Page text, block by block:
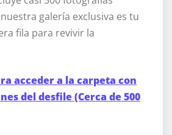
galería exclusiva es tu
fila para revivir la
acceder a la carpeta con
del desfile (Cerca de 500